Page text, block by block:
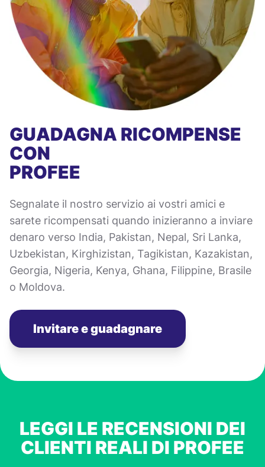
GUADAGNA RICOMPENSE
CON
PROFEE
Segnalate il nostro servizio ai vostri amici e
sarete ricompensati quando inizieranno a inviare
denaro verso India, Pakistan, Nepal, Sri Lanka,
Uzbekistan, Kirghizistan, Tagikistan, Kazakistan,
Georgia, Nigeria, Kenya, Ghana, Filippine, Brasile
o Moldova.
Invitare e guadagnare
LEGGI LE RECENSIONI DEI
CLIENTI REALI DI PROFEE